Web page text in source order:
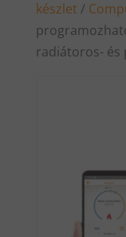
készlet /
radiátoros- és